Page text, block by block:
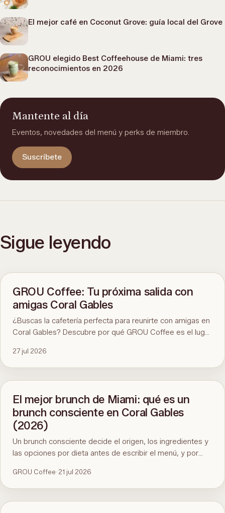
El mejor café en Coconut Grove: guía local del Grove
GROU elegido Best Coffeehouse de Miami: tres
reconocimientos en 2026
Mantente al día
Eventos, novedades del menú y perks de miembro.
Suscríbete
Sigue leyendo
GROU Coffee: Tu próxima salida con
amigas Coral Gables
¿Buscas la cafetería perfecta para reunirte con amigas en
Coral Gables? Descubre por qué GROU Coffee es el lugar
saludables, divertidos eventos artísticos y un ambiente
inmejorable.
27 jul 2026
El mejor brunch de Miami: qué es un
brunch consciente en Coral Gables
(2026)
Un brunch consciente decide el origen, los ingredientes y
las opciones por dieta antes de escribir el menú, y por
prueba de noventa segundos y GROU Coffee + Cowork
en Coral Gables como ejemplo, con horarios, dirección y
qué pedir.
GROU Coffee·21 jul 2026